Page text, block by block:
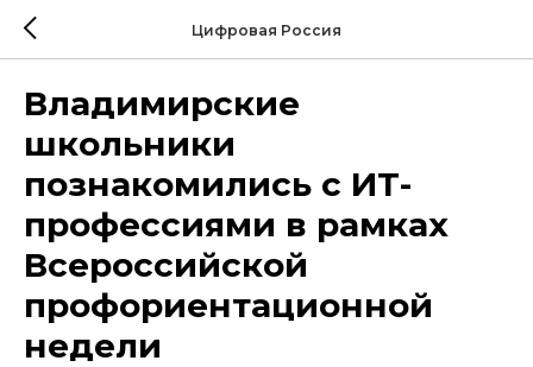
Цифровая Россия
Владимирские
школьники
познакомились с ИТ-
профессиями в рамках
Всероссийской
профориентационной
недели